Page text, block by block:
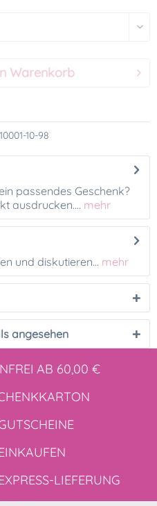
Warenkorb
10-98
passendes Geschenk?
ausdrucken.... mehr
und diskutieren... mehr
angesehen
AB 60,00 €
LIEFERUNG